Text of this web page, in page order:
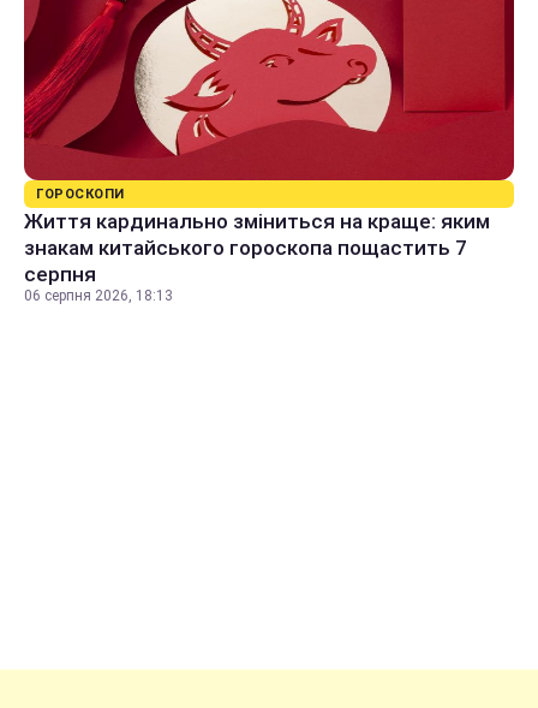
ГОРОСКОПИ
Життя кардинально зміниться на краще: яким
знакам китайського гороскопа пощастить 7
серпня
06 серпня 2026, 18:13